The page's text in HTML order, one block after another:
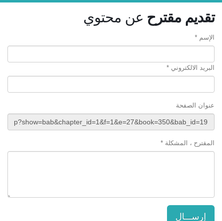
تقديم مقترح عن محتوي
الإسم *
البريد الالكتروني *
عنوان الصفحة
المقترح ، المشكلة *